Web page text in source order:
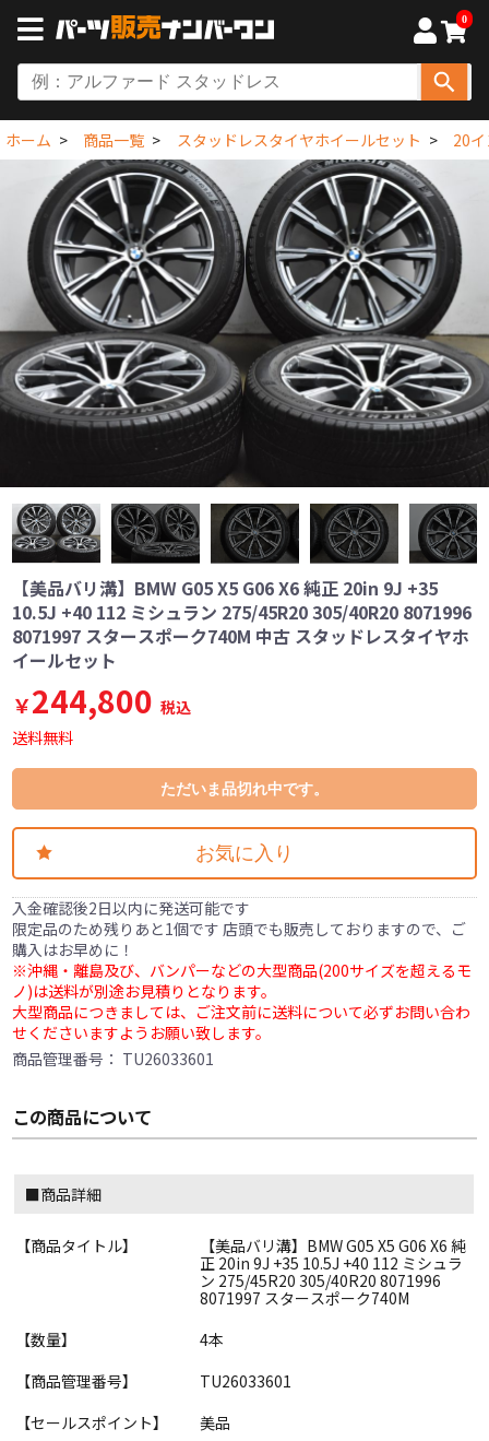
0
ホーム 商品一覧 スタッドレスタイヤホイールセット 20
【美品バリ溝】BMW G05 X5 G06 X6 純正 20in 9J +35
10.5J +40 112 ミシュラン 275/45R20 305/40R20 8071996
8071997 スタースポーク740M 中古 スタッドレスタイヤホ
イールセット
￥244,800 税込
送料無料
ただいま品切れ中です。
お気に入り
入金確認後2日以内に発送可能です
限定品のため残りあと1個です 店頭でも販売しておりますので、ご
購入はお早めに！
※沖縄・離島及び、バンパーなどの大型商品(200サイズを超えるモ
ノ)は送料が別途お見積りとなります。
大型商品につきましては、ご注文前に送料について必ずお問い合わ
せくださいますようお願い致します。
商品管理番号： TU26033601
この商品について
■商品詳細
【商品タイトル】
【美品バリ溝】BMW G05 X5 G06 X6 純
正 20in 9J +35 10.5J +40 112 ミシュラ
ン 275/45R20 305/40R20 8071996
8071997 スタースポーク740M
【数量】
4本
【商品管理番号】
TU26033601
【セールスポイント】
美品